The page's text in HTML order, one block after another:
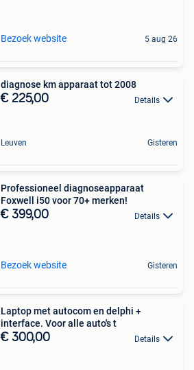
Bezoek website 5 aug 26
diagnose km apparaat tot 2008
€ 225,00 Details
Leuven Gisteren
Professioneel diagnoseapparaat
Foxwell i50 voor 70+ merken!
€ 399,00 Details
Bezoek website Gisteren
Laptop met autocom en delphi +
interface. Voor alle auto's t
€ 300,00 Details